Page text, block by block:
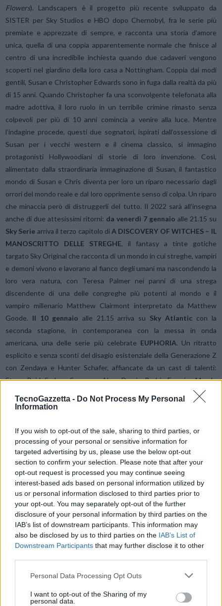
TecnoGazzetta - Do Not Process My Personal
Information
If you wish to opt-out of the sale, sharing to third parties, or
processing of your personal or sensitive information for
targeted advertising by us, please use the below opt-out
section to confirm your selection. Please note that after your
opt-out request is processed you may continue seeing
interest-based ads based on personal information utilized by
us or personal information disclosed to third parties prior to
your opt-out. You may separately opt-out of the further
disclosure of your personal information by third parties on the
IAB’s list of downstream participants. This information may
also be disclosed by us to third parties on the IAB’s List of
Downstream Participants that may further disclose it to other
Personal Data Processing Opt Outs
I want to opt-out of the Sharing of my
personal data.
Flowers). Landscapers è il progetto più recente sviluppato da
SISTER per Sky Studios e HBO dopo Chernobyl, fra le serie più
premiate e apprezzate di sempre, e racconta una storia d’amore
unica, quella di una coppia apparentemente normale che finisce al
centro di una incredibile inchiesta quando due cadaveri vengono
scoperti nel giardino della loro casa a Nottingham. Coppia dai modi
gentili, Susan e Christopher Edwards sono in fuga dalla realtà da più
di 15 anni. Quando Christopher fa una sconvolgente telefonata alla
madre adottiva, il loro ruolo in un terribile crimine rimasto senza
colpevoli per più di 10 anni comincia a venire alla luce. Mentre
l’indagine procede, questi due sognatori, ispirati dall’ossessione di
Susan per i vecchi western e il cinema classico, si immagino
protagonisti Hollywoodiani di storie di loro invenzione. Così,
alimentato dalla straordinaria immaginazione di Susan, il fantastico
mondo di Susan e Chris diventa per loro un riparo necessario dagli
orrori del mondo reale e dal loro opprimente senso di colpa. Un riparo
che minaccia però di distruggerli del tutto. Il 2022 sarà all’insegna
anche di due attesissimi ritorni: da venerdì 7 gennaio alle 21.15 su
Sky Serie arriva il terzo capitolo di A DISCOVERY OF WITCHES – IL
MANOSCRITTO DELLE STREGHE, il fantasy a tinte gotiche
targato Sky Original che racconta di un mondo in cui streghe, vampiri
e demoni vivono e lavorano al fianco degli umani ma nascondendo la
loro vera natura, con Teresa Palmer nei panni di una strega
discendente di una delle congreghe più potenti al mondo e il
vampiro millenario Matthew Clairmont interpretato da Matthew
Goode. Il 10 gennaio alle 21.15 arriva su Sky Atlantic con la
seconda stagione, in contemporanea con la messa in onda
americana, una delle serie più celebrate EUPHORIA. Un ritratto
esplicito e senza sconti del disagio esistenziale della Generazione Z
con Zendaya e Hunter Schafer, affiancate da un cast di talenti:
Storm Reid, Sydney Sweeney, Alexa Demie, Barbie Ferreira, Maude